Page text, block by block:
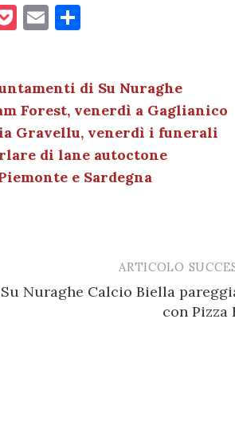
P
k
et
E
l di
vi
di
di Su Nuraghe
Forest, venerdì a Gaglianico
Gravellu, venerdì i funerali
di lane autoctone
e Sardegna
ARTICOLO
Su Nuraghe Calcio Biella
con Pizza